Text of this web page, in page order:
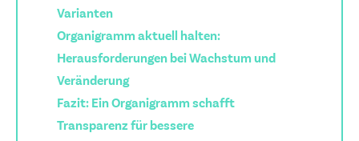
Varianten
Organigramm aktuell halten:
Herausforderungen bei Wachstum und
Veränderung
Fazit: Ein Organigramm schafft
Transparenz für bessere